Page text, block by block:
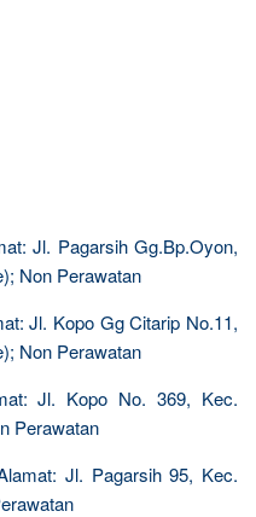
Jl. Pagarsih Gg.Bp.Oyon,
Non Perawatan
Jl. Kopo Gg Citarip No.11,
Non Perawatan
Jl. Kopo No. 369, Kec.
Perawatan
Jl. Pagarsih 95, Kec.